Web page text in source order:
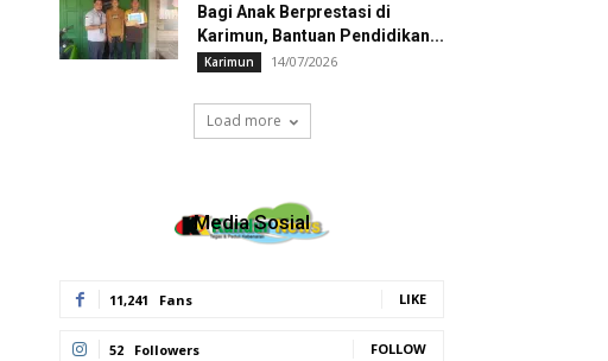
Bagi Anak Berprestasi di
Karimun, Bantuan Pendidikan...
Karimun 14/07/2026
Load more
Media Sosial
11,241 Fans LIKE
52 Followers FOLLOW